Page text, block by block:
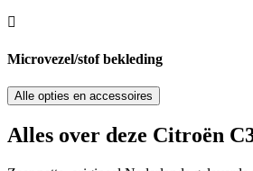
Microvezel/stof bekleding
Alle opties en accessoires
Alles over deze Citroën